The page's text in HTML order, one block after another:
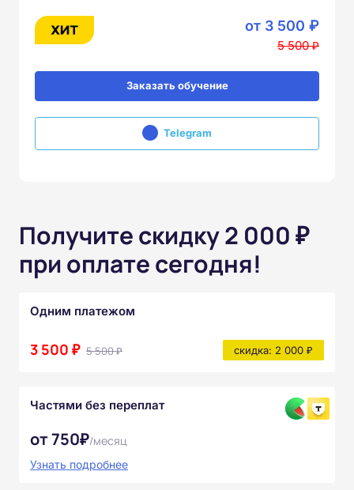
от 3 500 ₽
5 500 ₽
Заказать обучение
Telegram
Получите скидку 2 000 ₽
при оплате сегодня!
Одним платежом
3 500 ₽ 5 500 ₽ скидка: 2 000 ₽
Частями без переплат
от 750₽/месяц
Узнать подробнее